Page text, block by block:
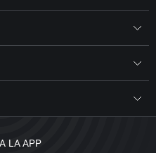
LA APP